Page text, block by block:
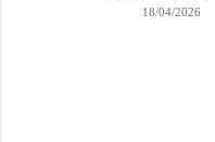
18/04/2026